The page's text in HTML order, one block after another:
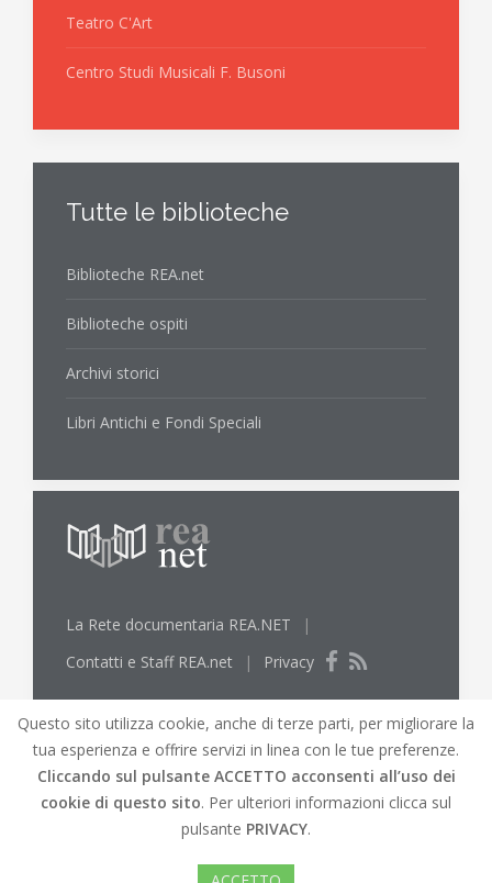
Teatro C'Art
Centro Studi Musicali F. Busoni
Tutte le biblioteche
Biblioteche REA.net
Biblioteche ospiti
Archivi storici
Libri Antichi e Fondi Speciali
La Rete documentaria REA.NET
|
Contatti e Staff REA.net
| Privacy
© REA.net 2019 |REA.netBiblioteche lungo l'Elsa
Mappa del Sito|Credits
accessibile del sito
Questo sito utilizza cookie, anche di terze parti, per migliorare la
tua esperienza e offrire servizi in linea con le tue preferenze.
Cliccando sul pulsante ACCETTO acconsenti all’uso dei
cookie di questo sito. Per ulteriori informazioni clicca sul
pulsante PRIVACY.